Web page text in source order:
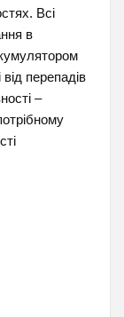
Всі
в
перепадів
–